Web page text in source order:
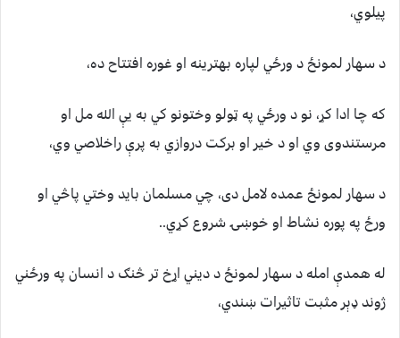
پيلوي،
د سهار لمونځ د ورځي لپاره بهترینه او غوره افتتاح ده،
که چا ادا کړ، نو د ورځي په ټولو وختونو کي به یې الله مل او
مرستندوی وي او د خیر او برکت دروازي به پرې راخلاصي وي،
د سهار لمونځ عمده لامل دی، چي مسلمان باید وختي پاڅي او
ورځ په پوره نشاط او خوښۍ شروع کړي..
له همدې امله د سهار لمونځ د ديني اړخ تر څنګ د انسان په ورځني
ژوند ډېر مثبت تاثیرات ښندي،